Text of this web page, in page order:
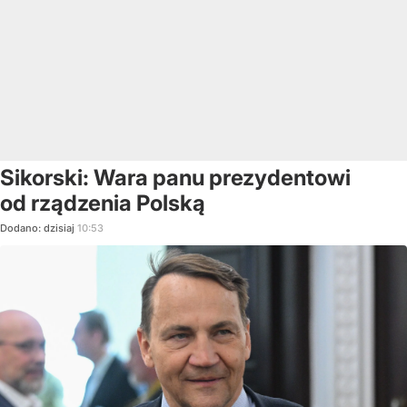
Sikorski: Wara panu prezydentowi
od rządzenia Polską
Dodano: dzisiaj 10:53